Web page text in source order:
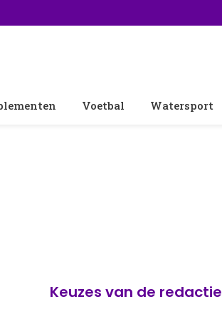
Voetbal Watersport
Keuzes van de redactie